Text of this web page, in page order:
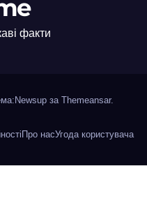
факти
заThemeansar.
Про насУгода користувача